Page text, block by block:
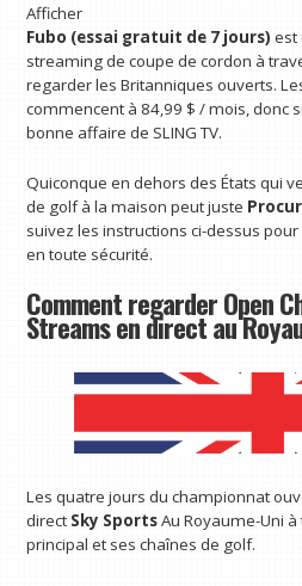
Afficher
Fubo (essai gratuit de 7 jours) est
streaming de coupe de cordon à
regarder les Britanniques ouverts.
commencent à 84,99 $ / mois, donc
bonne affaire de SLING TV.
Quiconque en dehors des États qui
de golf à la maison peut juste
suivez les instructions ci-dessus
en toute sécurité.
Comment regarder Open
Streams en direct au
Les quatre jours du championnat
direct Sky SportsAu Royaume-Uni
principal et ses chaînes de golf.